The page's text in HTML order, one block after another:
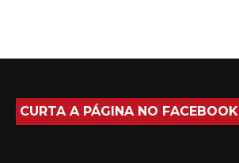
CURTA A PÁGINA NO FACEBOOK